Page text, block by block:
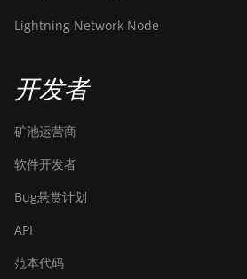
Lightning Network Node
开发者
矿池运营商
软件开发者
Bug悬赏计划
API
范本代码